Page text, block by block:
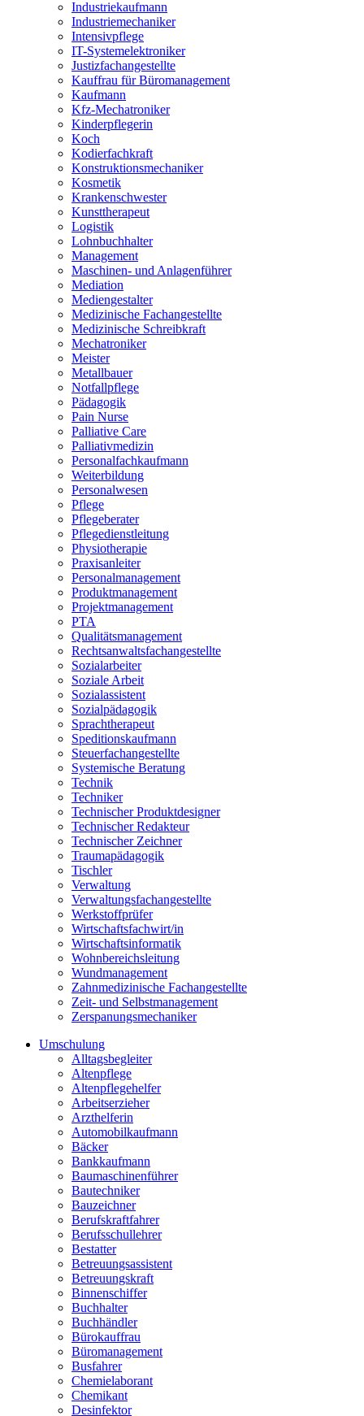
Industriekaufmann
Industriemechaniker
Intensivpflege
IT-Systemelektroniker
Justizfachangestellte
Kauffrau für Büromanagement
Kaufmann
Kfz-Mechatroniker
Kinderpflegerin
Koch
Kodierfachkraft
Konstruktionsmechaniker
Kosmetik
Krankenschwester
Kunsttherapeut
Logistik
Lohnbuchhalter
Management
Maschinen- und Anlagenführer
Mediation
Mediengestalter
Medizinische Fachangestellte
Medizinische Schreibkraft
Mechatroniker
Meister
Metallbauer
Notfallpflege
Pädagogik
Pain Nurse
Palliative Care
Palliativmedizin
Personalfachkaufmann
Weiterbildung
Personalwesen
Pflege
Pflegeberater
Pflegedienstleitung
Physiotherapie
Praxisanleiter
Personalmanagement
Produktmanagement
Projektmanagement
PTA
Qualitätsmanagement
Rechtsanwaltsfachangestellte
Sozialarbeiter
Soziale Arbeit
Sozialassistent
Sozialpädagogik
Sprachtherapeut
Speditionskaufmann
Steuerfachangestellte
Systemische Beratung
Technik
Techniker
Technischer Produktdesigner
Technischer Redakteur
Technischer Zeichner
Traumapädagogik
Tischler
Verwaltung
Verwaltungsfachangestellte
Werkstoffprüfer
Wirtschaftsfachwirt/in
Wirtschaftsinformatik
Wohnbereichsleitung
Wundmanagement
Zahnmedizinische Fachangestellte
Zeit- und Selbstmanagement
Zerspanungsmechaniker
Umschulung
Alltagsbegleiter
Altenpflege
Altenpflegehelfer
Arbeitserzieher
Arzthelferin
Automobilkaufmann
Bäcker
Bankkaufmann
Baumaschinenführer
Bautechniker
Bauzeichner
Berufskraftfahrer
Berufsschullehrer
Bestatter
Betreuungsassistent
Betreuungskraft
Binnenschiffer
Buchhalter
Buchhändler
Bürokauffrau
Büromanagement
Busfahrer
Chemielaborant
Chemikant
Desinfektor